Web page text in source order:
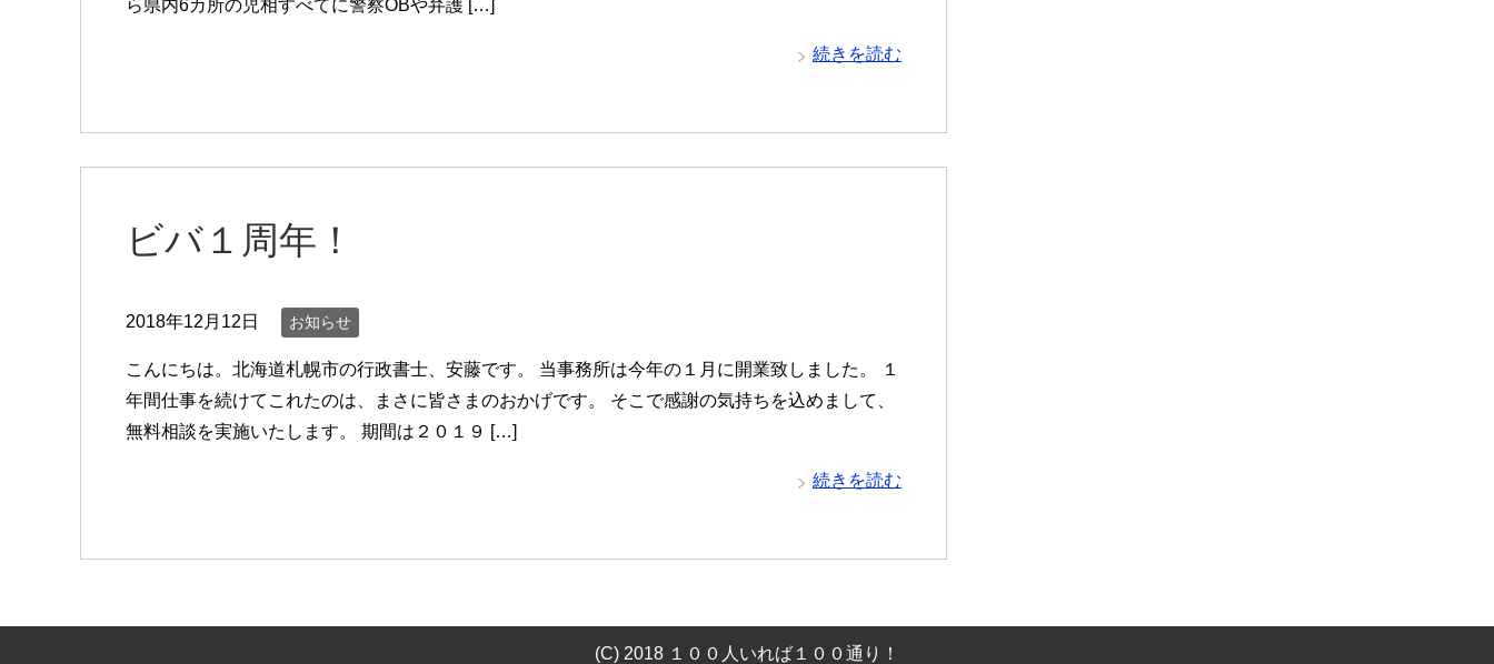
ら県内6カ所の児相すべてに警察OBや弁護 […]
続きを読む
ビバ１周年！
2018年12月12日 お知らせ
こんにちは。北海道札幌市の行政書士、安藤です。 当事務所は今年の１月に開業致しました。 １
年間仕事を続けてこれたのは、まさに皆さまのおかげです。 そこで感謝の気持ちを込めまして、
無料相談を実施いたします。 期間は２０１９ […]
続きを読む
(C) 2018 １００人いれば１００通り！